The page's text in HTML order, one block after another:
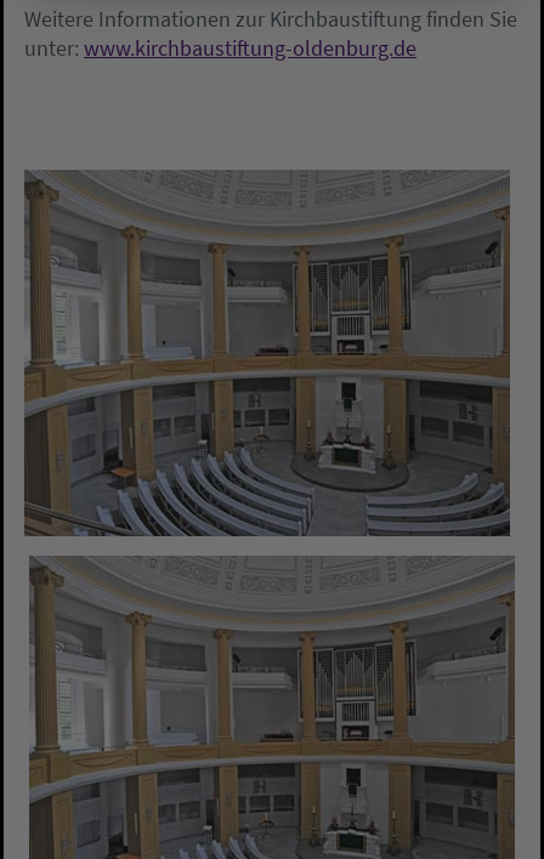
Weitere Informationen zur Kirchbaustiftung finden Sie
unter: www.kirchbaustiftung-oldenburg.de